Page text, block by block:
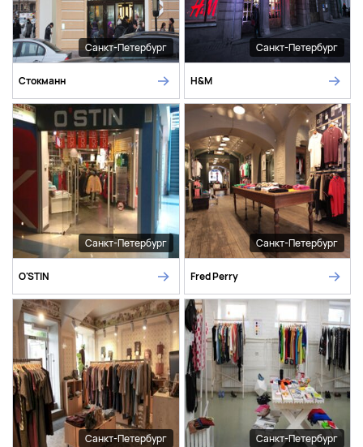
Санкт-Петербург
Стокманн
Санкт-Петербург
H&M
Санкт-Петербург
O'STIN
Санкт-Петербург
Fred Perry
Санкт-Петербург Санкт-Петербург